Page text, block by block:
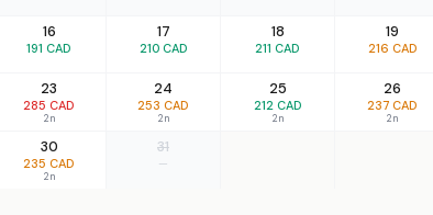
16
191 CAD
17
210 CAD
18
211 CAD
19
216 CAD
23
285 CAD
2n
24
253 CAD
2n
25
212 CAD
2n
26
237 CAD
2n
30
235 CAD
2n
31
—